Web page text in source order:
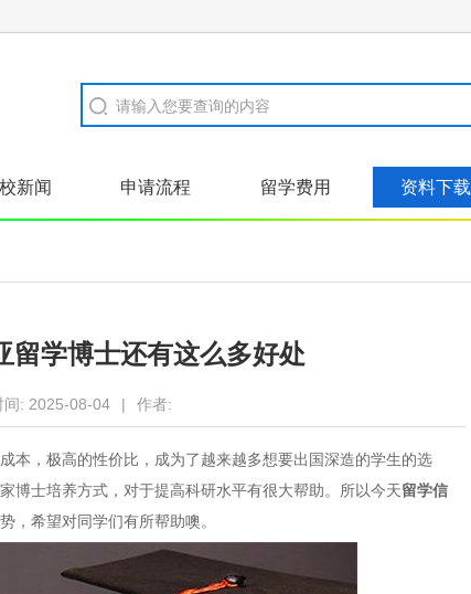
新闻 申请流程 留学费用 资料下载
留学博士还有这么多好处
间: 2025-08-04 | 作者:
，极高的性价比，成为了越来越多想要出国深造的学生的选
博士培养方式，对于提高科研水平有很大帮助。所以今天留学信
，希望对同学们有所帮助噢。